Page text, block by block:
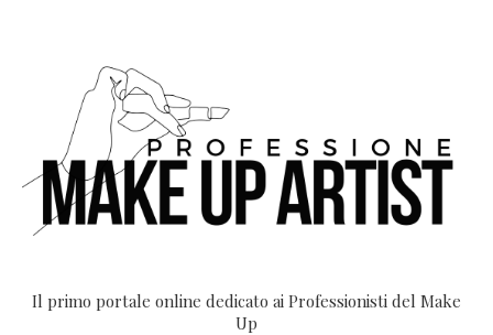
Il primo portale online dedicato ai Professionisti del Make
Up